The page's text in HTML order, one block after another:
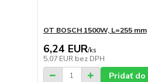
OT BOSCH 1500W, L=255 mm
6,24 EUR/ks
5,07 EUR bez DPH
Pridať do